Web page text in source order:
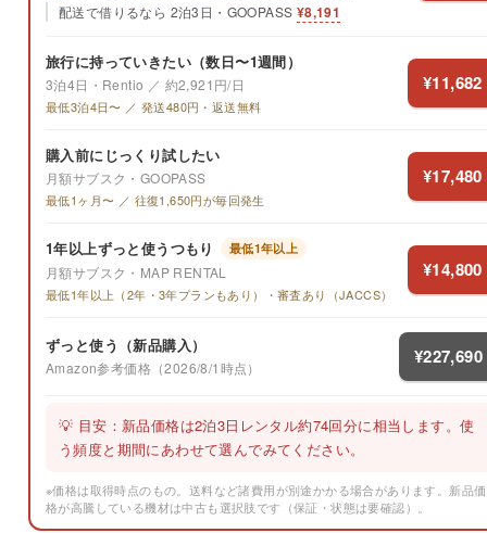
配送で借りるなら 2泊3日・GOOPASS ¥8,191
旅行に持っていきたい（数日〜1週間）
3泊4日・Rentio ／ 約2,921円/日
最低3泊4日〜 ／ 発送480円・返送無料
¥11,682
購入前にじっくり試したい
月額サブスク・GOOPASS
最低1ヶ月〜 ／ 往復1,650円が毎回発生
¥17,480
1年以上ずっと使うつもり 最低1年以上
月額サブスク・MAP RENTAL
最低1年以上（2年・3年プランもあり）・審査あり（JACCS）
¥14,800
ずっと使う（新品購入）
Amazon参考価格（2026/8/1時点） ¥227,690
💡 目安：新品価格は2泊3日レンタル約74回分に相当します。使
う頻度と期間にあわせて選んでみてください。
※価格は取得時点のもの。送料など諸費用が別途かかる場合があります。新品価
格が高騰している機材は中古も選択肢です（保証・状態は要確認）。